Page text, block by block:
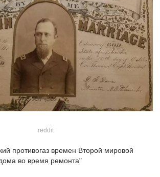
reddit
противогаз времен Второй мировой
во время ремонта"